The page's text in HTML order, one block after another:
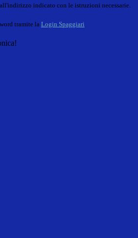
indicato con le istruzioni necessarie.
tramite la Login Spaggiari